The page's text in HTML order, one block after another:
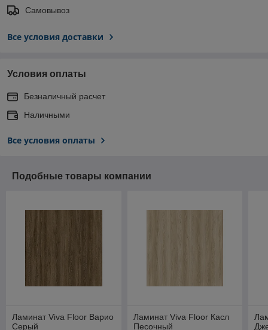
Самовывоз
Все условия доставки
Условия оплаты
Безналичный расчет
Наличными
Все условия оплаты
Подобные товары компании
Ламинат Viva Floor Варио
Серый
Ламинат Viva Floor Касл
Песочный